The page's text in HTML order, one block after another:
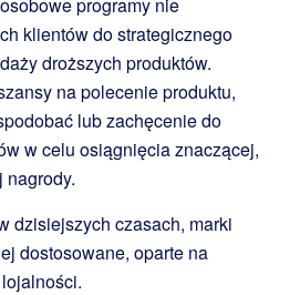
klientów do strategicznego
droższych produktów.
na polecenie produktu,
lub zachęcenie do
w celu osiągnięcia znaczącej,
dzisiejszych czasach, marki
dostosowane, oparte na